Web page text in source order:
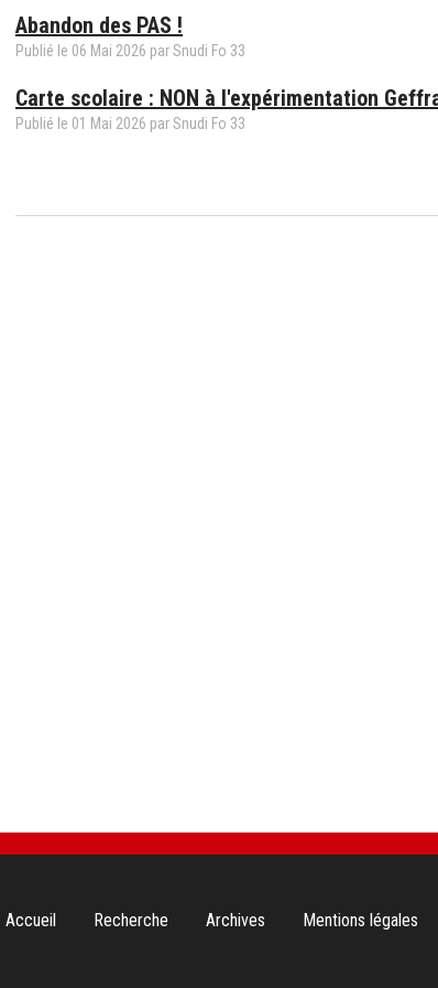
Abandon des PAS !
Publié le 06 Mai 2026 parSnudi Fo 33
Carte scolaire : NON à l'expérimentation
Publié le 01 Mai 2026 parSnudi Fo 33
Aller
Accueil Recherche Archives Mentions légales